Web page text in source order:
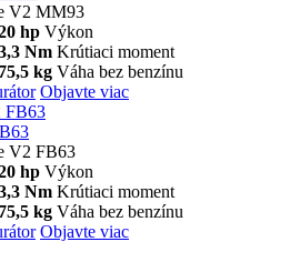
V2 MM93
hp Výkon
Nm Krútiaci moment
kg Váha bez benzínu
Objavte viac
FB63
V2 FB63
hp Výkon
Nm Krútiaci moment
kg Váha bez benzínu
Objavte viac